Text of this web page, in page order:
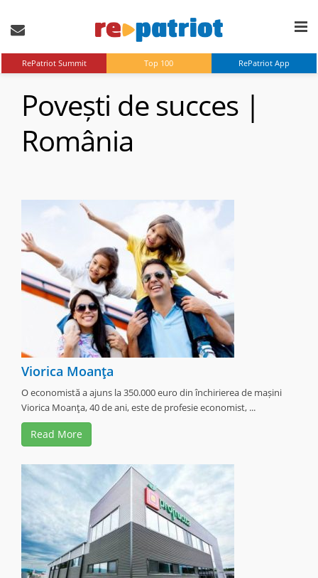
RePatriot Summit Top 100 RePatriot App
Povești de succes |
România
Viorica Moanţa
O economistă a ajuns la 350.000 euro din închirierea de mașini
Viorica Moanţa, 40 de ani, este de profesie economist, ...
Read More